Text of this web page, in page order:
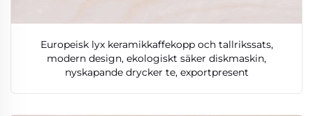
Europeisk lyx keramikkaffekopp och tallrikssats,
modern design, ekologiskt säker diskmaskin,
nyskapande drycker te, exportpresent